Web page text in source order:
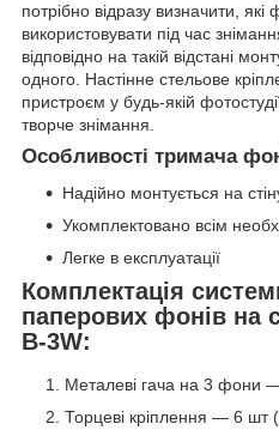
потрібно відразу визначити,
використовувати під час
відповідно на такій відстані
одного. Настінне стельове
пристроєм у будь-якій
творче знімання.
Особливості тримача
Надійно монтується на
Укомплектовано всім
Легке в експлуатації
Комплектація
паперових фонів на
B-3W:
Металеві гача на 3 фони
Торцеві кріплення — 6